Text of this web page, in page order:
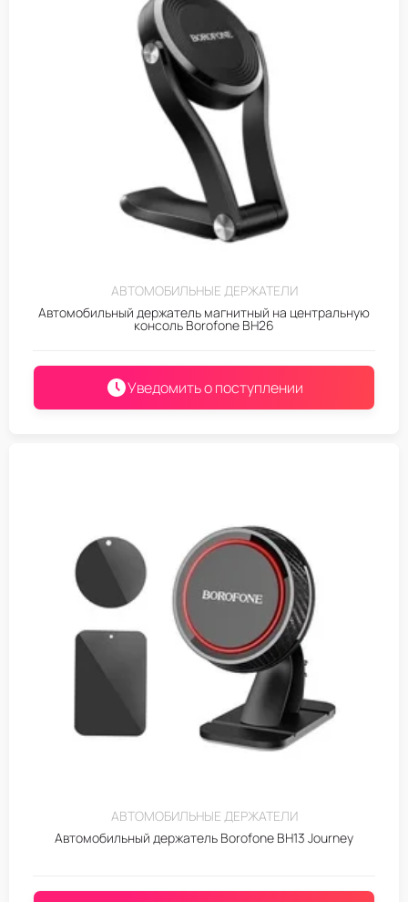
АВТОМОБИЛЬНЫЕ ДЕРЖАТЕЛИ
Автомобильный держатель магнитный на центральную
консоль Borofone BH26
Уведомить о поступлении
АВТОМОБИЛЬНЫЕ ДЕРЖАТЕЛИ
Автомобильный держатель Borofone BH13 Journey